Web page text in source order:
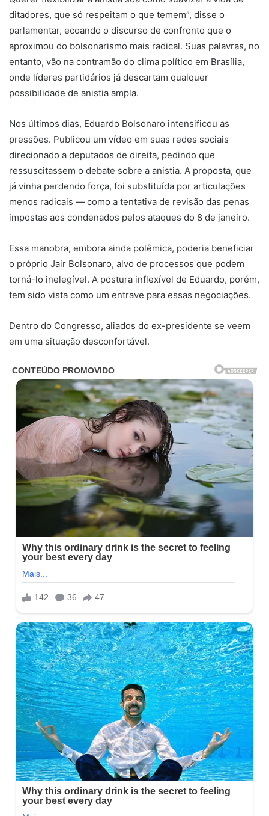
ditadores, que só respeitam o que temem”, disse o
parlamentar, ecoando o discurso de confronto que o
aproximou do bolsonarismo mais radical. Suas palavras, no
entanto, vão na contramão do clima político em Brasília,
onde líderes partidários já descartam qualquer
possibilidade de anistia ampla.
Nos últimos dias, Eduardo Bolsonaro intensificou as
pressões. Publicou um vídeo em suas redes sociais
direcionado a deputados de direita, pedindo que
ressuscitassem o debate sobre a anistia. A proposta, que
já vinha perdendo força, foi substituída por articulações
menos radicais — como a tentativa de revisão das penas
impostas aos condenados pelos ataques do 8 de janeiro.
Essa manobra, embora ainda polêmica, poderia beneficiar
o próprio Jair Bolsonaro, alvo de processos que podem
torná-lo inelegível. A postura inflexível de Eduardo, porém,
tem sido vista como um entrave para essas negociações.
Dentro do Congresso, aliados do ex-presidente se veem
em uma situação desconfortável.